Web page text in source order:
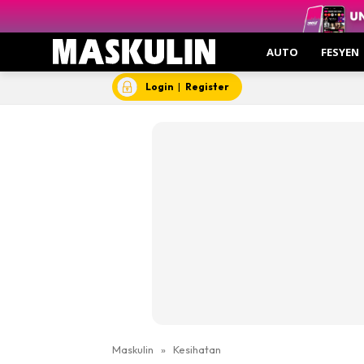
AUTO FESYEN
Login | Register
Maskulin » Kesihatan